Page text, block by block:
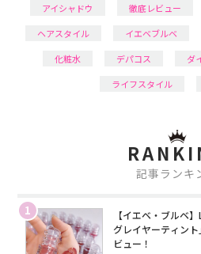
アイシャドウ
徹底レビュー
ヘアスタイル
イエベブルベ
化粧水
デパコス ダ
ライフスタイル
記事ランキ
1
【イエベ・ブルベ
グレイヤーティン
ビュー！